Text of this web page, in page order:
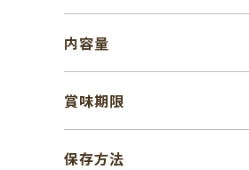
内容量
賞味期限
保存方法